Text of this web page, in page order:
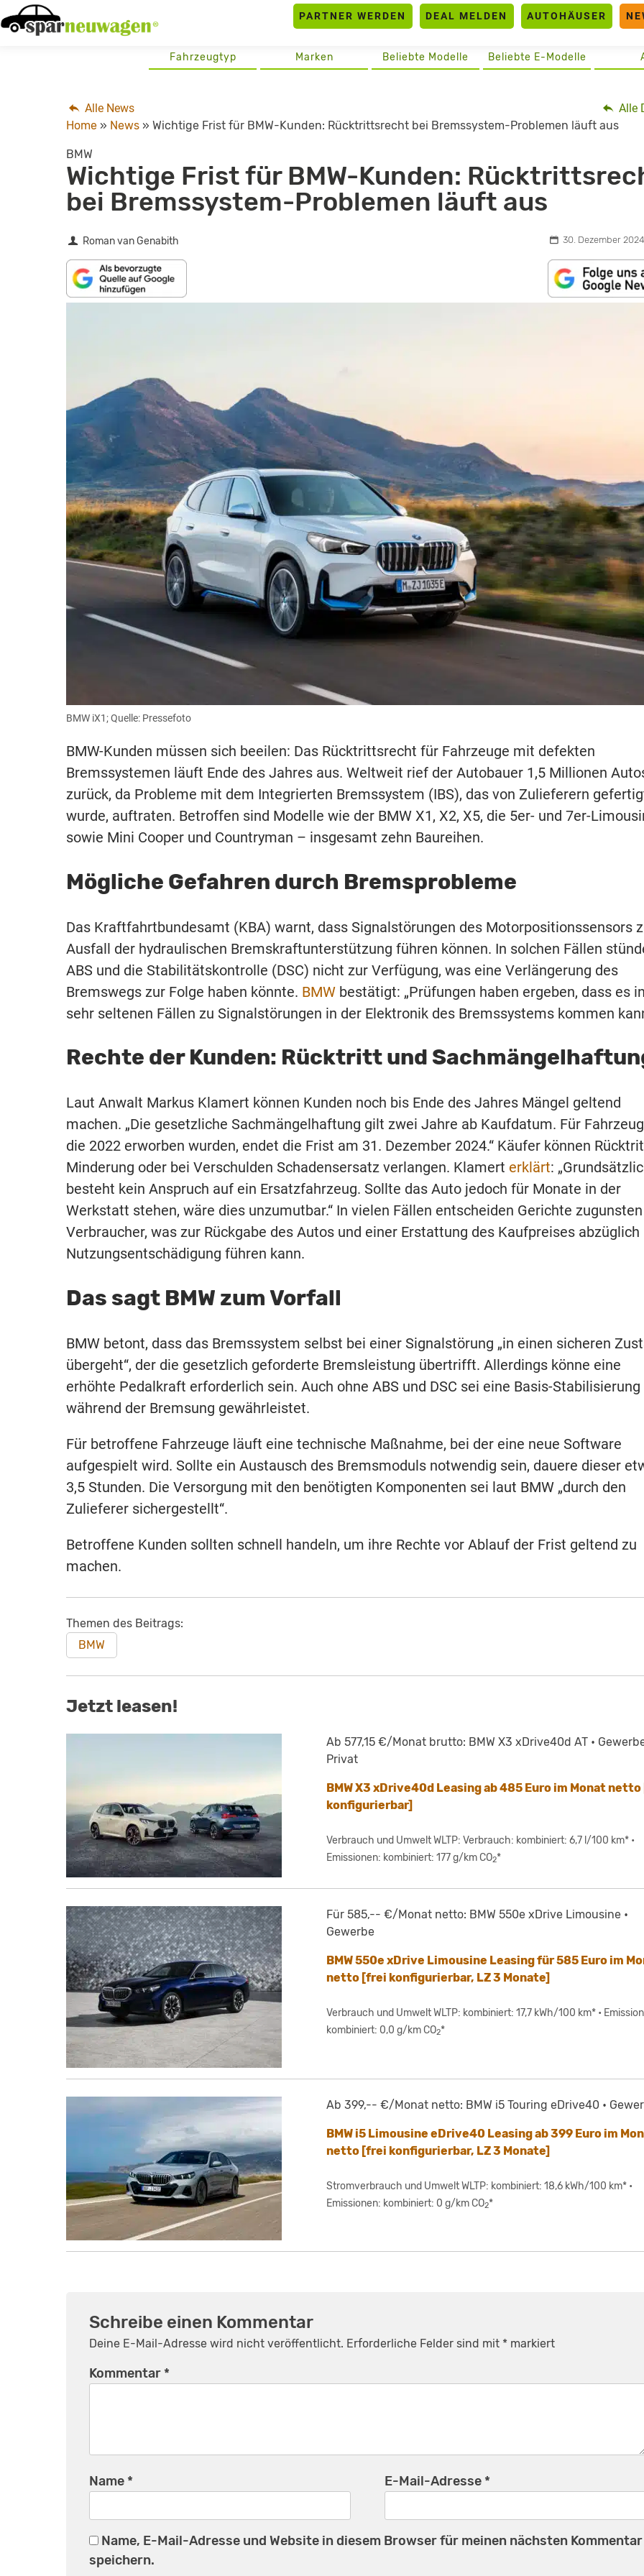
Skip
to
PARTNER WERDEN DEAL MELDEN AUTOHÄUSER
Beliebte E-Modelle
Beliebte Modelle
Marken
Fahrzeugtyp
Alle
Alle News
Home » News » Wichtige Frist für BMW-Kunden: Rücktrittsrecht bei Bremssystem-Problemen läuft aus
BMW
Wichtige Frist für BMW-Kunden:
bei Bremssystem-Problemen läuft aus
Roman van Genabith 30. Dezember
BMW iX1; Quelle: Pressefoto
BMW-Kunden müssen sich beeilen: Das Rücktrittsrecht für Fahrzeuge mit defekten
Bremssystemen läuft Ende des Jahres aus. Weltweit rief der Autobauer 1,5 Millionen
zurück, da Probleme mit dem Integrierten Bremssystem (IBS), das von Zulieferern
wurde, auftraten. Betroffen sind Modelle wie der BMW X1, X2, X5, die 5er- und 7er-
sowie Mini Cooper und Countryman – insgesamt zehn Baureihen.
Mögliche Gefahren durch Bremsprobleme
Das Kraftfahrtbundesamt (KBA) warnt, dass Signalstörungen des Motorpositionssensors
Ausfall der hydraulischen Bremskraftunterstützung führen können. In solchen Fällen
ABS und die Stabilitätskontrolle (DSC) nicht zur Verfügung, was eine Verlängerung des
Bremswegs zur Folge haben könnte. BMW bestätigt: „Prüfungen haben ergeben, dass es in
sehr seltenen Fällen zu Signalstörungen in der Elektronik des Bremssystems kommen
Rechte der Kunden: Rücktritt und
Laut Anwalt Markus Klamert können Kunden noch bis Ende des Jahres Mängel geltend
machen. „Die gesetzliche Sachmängelhaftung gilt zwei Jahre ab Kaufdatum. Für
die 2022 erworben wurden, endet die Frist am 31. Dezember 2024.“ Käufer können
Minderung oder bei Verschulden Schadensersatz verlangen. Klamert erklärt:
besteht kein Anspruch auf ein Ersatzfahrzeug. Sollte das Auto jedoch für Monate in der
Werkstatt stehen, wäre dies unzumutbar.“ In vielen Fällen entscheiden Gerichte
Verbraucher, was zur Rückgabe des Autos und einer Erstattung des Kaufpreises abzüglich
Nutzungsentschädigung führen kann.
Das sagt BMW zum Vorfall
BMW betont, dass das Bremssystem selbst bei einer Signalstörung „in einen sicheren
übergeht“, der die gesetzlich geforderte Bremsleistung übertrifft. Allerdings könne eine
erhöhte Pedalkraft erforderlich sein. Auch ohne ABS und DSC sei eine Basis-Stabilisierung
während der Bremsung gewährleistet.
Für betroffene Fahrzeuge läuft eine technische Maßnahme, bei der eine neue Software
aufgespielt wird. Sollte ein Austausch des Bremsmoduls notwendig sein, dauere dieser
3,5 Stunden. Die Versorgung mit den benötigten Komponenten sei laut BMW „durch den
Zulieferer sichergestellt“.
Betroffene Kunden sollten schnell handeln, um ihre Rechte vor Ablauf der Frist geltend zu
machen.
Themen des Beitrags:
BMW
Jetzt leasen!
Ab 577,15 €/Monat brutto: BMW X3 xDrive40d AT •
Privat
BMW X3 xDrive40d Leasing ab 485 Euro im Monat
konfigurierbar]
Verbrauch und Umwelt WLTP: Verbrauch: kombiniert: 6,7 l/100 km* •
Emissionen: kombiniert: 177 g/km CO2*
Für 585,-- €/Monat netto: BMW 550e xDrive Limousine •
Gewerbe
BMW 550e xDrive Limousine Leasing für 585 Euro im
netto [frei konfigurierbar, LZ 3 Monate]
Verbrauch und Umwelt WLTP: kombiniert: 17,7 kWh/100 km* •
kombiniert: 0,0 g/km CO2*
Ab 399,-- €/Monat netto: BMW i5 Touring eDrive40 •
BMW i5 Limousine eDrive40 Leasing ab 399 Euro im
netto [frei konfigurierbar, LZ 3 Monate]
Stromverbrauch und Umwelt WLTP: kombiniert: 18,6 kWh/100 km* •
Emissionen: kombiniert: 0 g/km CO2*
Schreibe einen Kommentar
Deine E-Mail-Adresse wird nicht veröffentlicht. Erforderliche Felder sind mit * markiert
Kommentar *
Name * E-Mail-Adresse *
Name, E-Mail-Adresse und Website in diesem Browser für meinen nächsten Kommentar
speichern.